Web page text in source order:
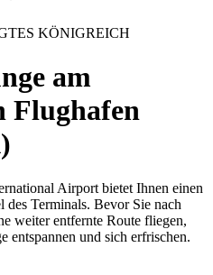
KÖNIGREICH
am
Flughafen
Airport bietet Ihnen einen
Terminals. Bevor Sie nach
weiter entfernte Route fliegen,
entspannen und sich erfrischen.